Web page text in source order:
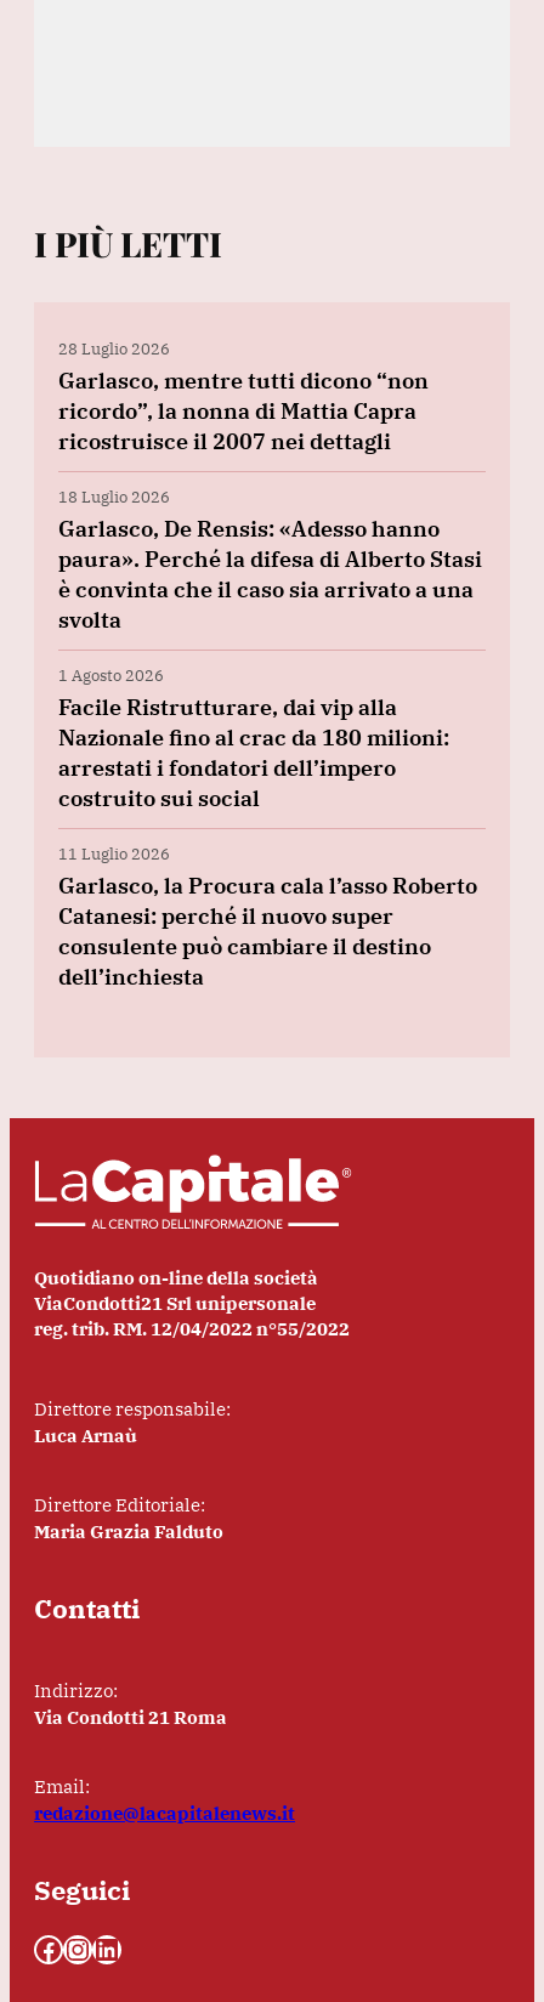
I PIÙ LETTI
28 Luglio 2026
Garlasco, mentre tutti dicono “non
ricordo”, la nonna di Mattia Capra
ricostruisce il 2007 nei dettagli
18 Luglio 2026
Garlasco, De Rensis: «Adesso hanno
paura». Perché la difesa di Alberto Stasi
è convinta che il caso sia arrivato a una
svolta
1 Agosto 2026
Facile Ristrutturare, dai vip alla
Nazionale fino al crac da 180 milioni:
arrestati i fondatori dell’impero
costruito sui social
11 Luglio 2026
Garlasco, la Procura cala l’asso Roberto
Catanesi: perché il nuovo super
consulente può cambiare il destino
dell’inchiesta
Quotidiano on-line della società
ViaCondotti21 Srl unipersonale
reg. trib. RM. 12/04/2022 n°55/2022
Direttore responsabile:
Luca Arnaù
Direttore Editoriale:
Maria Grazia Falduto
Contatti
Indirizzo:
Via Condotti 21 Roma
Email:
redazione@lacapitalenews.it
Seguici
Facebook InstagramLinkedIn